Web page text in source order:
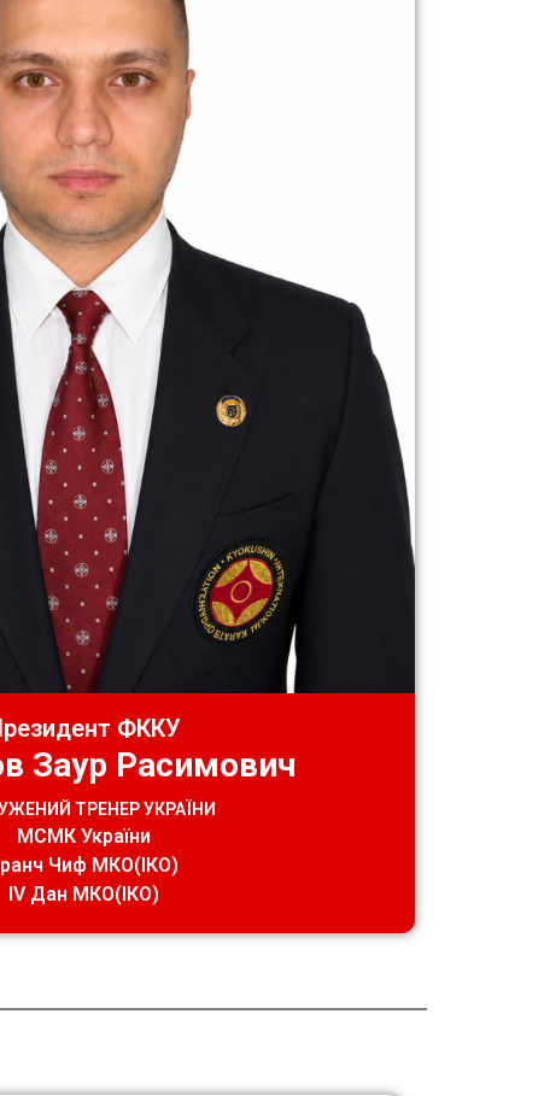
ФККУ
Заур Расимович
ТРЕНЕР УКРАЇНИ
МСМК України
Чиф МКО(ІКО)
IV Дан МКО(ІКО)